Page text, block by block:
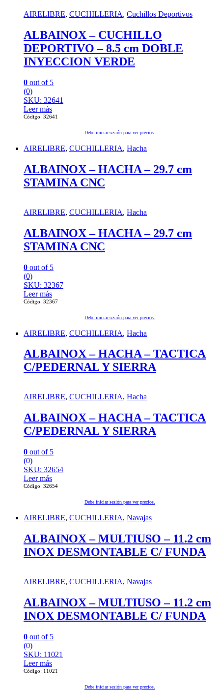
AIRELIBRE, CUCHILLERIA, Cuchillos Deportivos
ALBAINOX – CUCHILLO
DEPORTIVO – 8.5 cm DOBLE
INYECCION VERDE
0 out of 5
(0)
SKU: 32641
Leer más
Código: 32641
Debe iniciar sesión para ver precios.
AIRELIBRE, CUCHILLERIA, Hacha
ALBAINOX – HACHA – 29.7 cm
STAMINA CNC
AIRELIBRE, CUCHILLERIA, Hacha
ALBAINOX – HACHA – 29.7 cm
STAMINA CNC
0 out of 5
(0)
SKU: 32367
Leer más
Código: 32367
Debe iniciar sesión para ver precios.
AIRELIBRE, CUCHILLERIA, Hacha
ALBAINOX – HACHA – TACTICA
C/PEDERNAL Y SIERRA
AIRELIBRE, CUCHILLERIA, Hacha
ALBAINOX – HACHA – TACTICA
C/PEDERNAL Y SIERRA
0 out of 5
(0)
SKU: 32654
Leer más
Código: 32654
Debe iniciar sesión para ver precios.
AIRELIBRE, CUCHILLERIA, Navajas
ALBAINOX – MULTIUSO – 11.2 cm
INOX DESMONTABLE C/ FUNDA
AIRELIBRE, CUCHILLERIA, Navajas
ALBAINOX – MULTIUSO – 11.2 cm
INOX DESMONTABLE C/ FUNDA
0 out of 5
(0)
SKU: 11021
Leer más
Código: 11021
Debe iniciar sesión para ver precios.